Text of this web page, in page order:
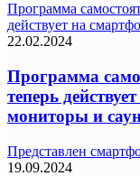
Программа
действует на
22.02.2024
Программа
теперь
мониторы и
Представлен
19.09.2024